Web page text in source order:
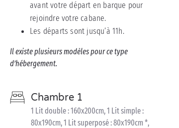
avant votre départ en barque pour
rejoindre votre cabane.
Les départs sont jusqu’à 11h.
Il existe plusieurs modèles pour ce type
d’hébergement.
Chambre 1
1 Lit double : 160x200cm, 1 Lit simple :
80x190cm, 1 Lit superposé : 80x190cm *,